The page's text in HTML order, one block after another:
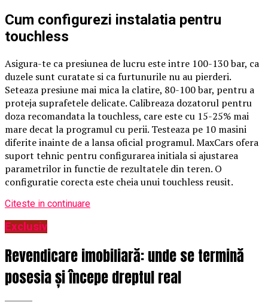
Cum configurezi instalatia pentru
touchless
Asigura-te ca presiunea de lucru este intre 100-130 bar, ca
duzele sunt curatate si ca furtunurile nu au pierderi.
Seteaza presiune mai mica la clatire, 80-100 bar, pentru a
proteja suprafetele delicate. Calibreaza dozatorul pentru
doza recomandata la touchless, care este cu 15-25% mai
mare decat la programul cu perii. Testeaza pe 10 masini
diferite inainte de a lansa oficial programul. MaxCars ofera
suport tehnic pentru configurarea initiala si ajustarea
parametrilor in functie de rezultatele din teren. O
configuratie corecta este cheia unui touchless reusit.
Citeste in continuare
Exclusiv
Revendicare imobiliară: unde se termină
posesia și începe dreptul real